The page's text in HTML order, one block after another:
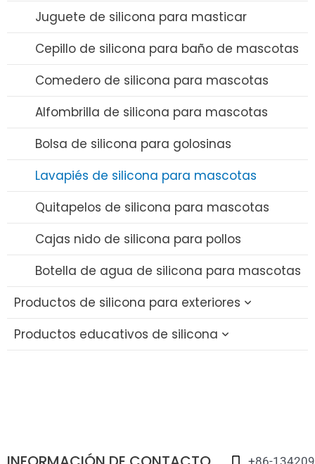
Juguete de silicona para masticar
Cepillo de silicona para baño de mascotas
Comedero de silicona para mascotas
Alfombrilla de silicona para mascotas
Bolsa de silicona para golosinas
Lavapiés de silicona para mascotas
Quitapelos de silicona para mascotas
Cajas nido de silicona para pollos
Botella de agua de silicona para mascotas
Productos de silicona para exteriores
Vaso plegable de silicona
Productos educativos de silicona